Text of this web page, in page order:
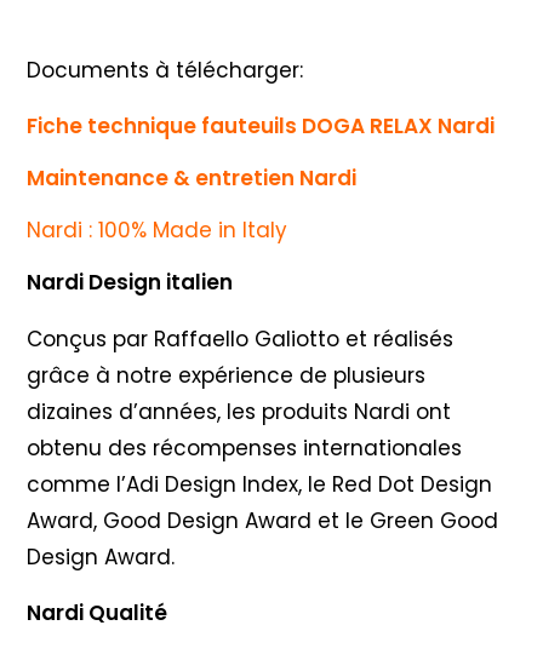
Documents à télécharger:
Fiche technique fauteuils DOGA RELAX Nardi
Maintenance & entretien Nardi
Nardi : 100% Made in Italy
Nardi Design italien
Conçus par Raffaello Galiotto et réalisés
grâce à notre expérience de plusieurs
dizaines d’années, les produits Nardi ont
obtenu des récompenses internationales
comme l’Adi Design Index, le Red Dot Design
Award, Good Design Award et le Green Good
Design Award.
Nardi Qualité